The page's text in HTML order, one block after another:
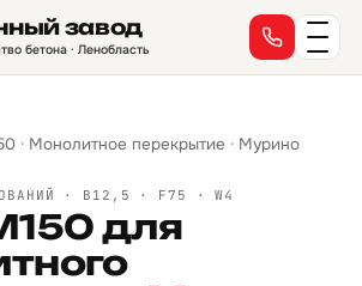
завод
бетона · Ленобласть
· Монолитное перекрытие · Мурино
· B12,5 · F75 · W4
для